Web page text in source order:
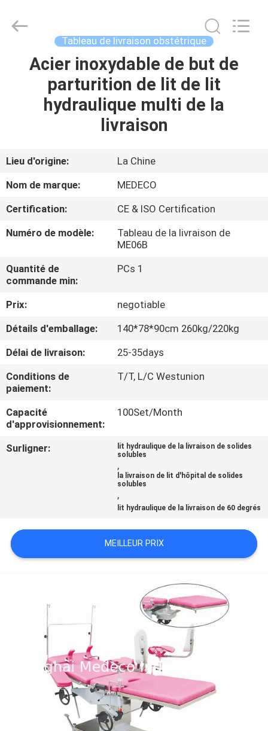
MAISON
PRODUITS
SUJET
DE
NOUS
VISITE
D'USINE
CONTRÔLE
QUALITÉ
CONTACTEZ-
NOUS
NOUVELLES
DU
SITE
POLICY
Tableau de livraison obstétrique
Acier inoxydable de but de
parturition de lit de lit
hydraulique multi de la
livraison
Lieu d'origine:
La Chine
Nom de marque:
MEDECO
Certification:
CE & ISO Certification
Numéro de modèle:
Tableau de la livraison de
ME06B
Quantité de
commande min:
PCs 1
Prix:
negotiable
Détails d'emballage:
140*78*90cm 260kg/220kg
Délai de livraison:
25-35days
Conditions de
paiement:
T/T, L/C Westunion
Capacité
d'approvisionnement:
100Set/Month
Surligner:
lit hydraulique de la livraison de solides
solubles
,
la livraison de lit d'hôpital de solides
solubles
,
lit hydraulique de la livraison de 60 degrés
MEILLEUR PRIX